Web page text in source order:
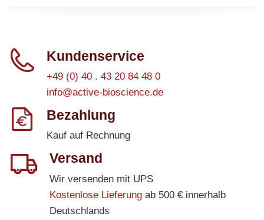
Kundenservice
+49 (0) 40 . 43 20 84 48 0
info@active-bioscience.de
Bezahlung
Kauf auf Rechnung
Versand
Wir versenden mit UPS
Kostenlose Lieferungab 500 € innerhalb
Deutschlands